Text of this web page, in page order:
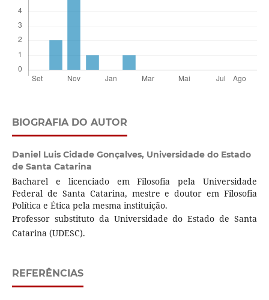
BIOGRAFIA DO AUTOR
Daniel Luis Cidade Gonçalves, Universidade do Estado
de Santa Catarina
Bacharel e licenciado em Filosofia pela Universidade
Federal de Santa Catarina, mestre e doutor em Filosofia
Política e Ética pela mesma instituição.
Professor substituto da Universidade do Estado de Santa
Catarina (UDESC).
REFERÊNCIAS